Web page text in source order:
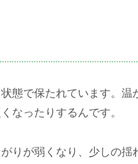
態で保たれています。温
なったりするんです。
りが弱くなり、少しの揺